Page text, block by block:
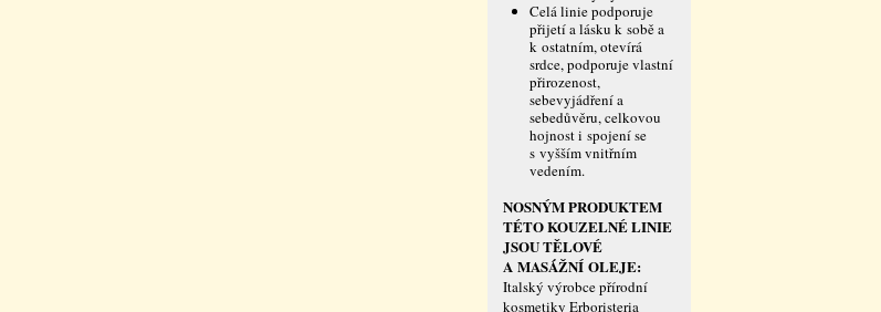
Celá linie podporuje
přijetí a lásku k sobě a
k ostatním, otevírá
srdce, podporuje vlastní
přirozenost,
sebevyjádření a
sebedůvěru, celkovou
hojnost i spojení se
s vyšším vnitřním
vedením.
NOSNÝM PRODUKTEM
TÉTO KOUZELNÉ LINIE
JSOU TĚLOVÉ
A MASÁŽNÍ OLEJE:
Italský výrobce přírodní
kosmetiky Erboristeria